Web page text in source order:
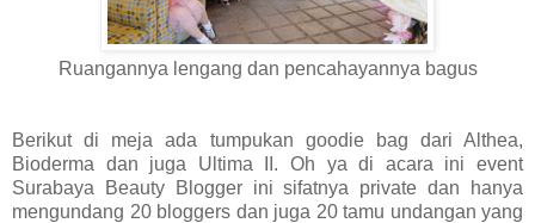
Ruangannya lengang dan pencahayannya bagus
Berikut di meja ada tumpukan goodie bag dari Althea,
Bioderma dan juga Ultima II. Oh ya di acara ini event
Surabaya Beauty Blogger ini sifatnya private dan hanya
mengundang 20 bloggers dan juga 20 tamu undangan yang